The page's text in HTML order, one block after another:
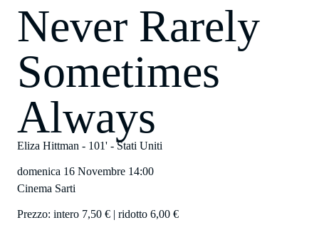
Never Rarely
Sometimes
Always
Eliza Hittman - 101' -Stati Uniti
domenica 16 Novembre 14:00
Cinema Sarti
Prezzo: intero 7,50 € | ridotto 6,00 €